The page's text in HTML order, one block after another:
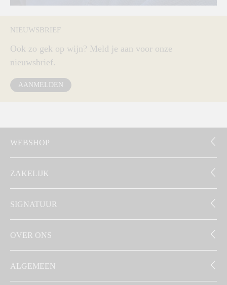
NIEUWSBRIEF
Ook zo gek op wijn? Meld je aan voor onze
nieuwsbrief.
AANMELDEN
WEBSHOP
ZAKELIJK
SIGNATUUR
OVER ONS
ALGEMEEN